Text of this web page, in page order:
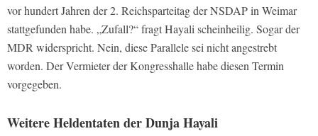
vor hundert Jahren der 2. Reichsparteitag der NSDAP in Weimar
stattgefunden habe. „Zufall?“ fragt Hayali scheinheilig. Sogar der
MDR widerspricht. Nein, diese Parallele sei nicht angestrebt
worden. Der Vermieter der Kongresshalle habe diesen Termin
vorgegeben.
Weitere Heldentaten der Dunja Hayali